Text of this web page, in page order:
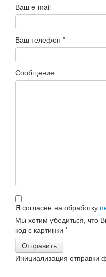
Ваш e-mail
Ваш телефон *
Сообщение
Я согласен на обработку
Мы хотим убедиться, что
код с картинки *
Отправить
Инициализация отправки